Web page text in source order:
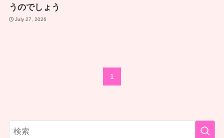
うのでしょう
July 27, 2026
1